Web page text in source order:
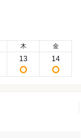
木
13
金
14